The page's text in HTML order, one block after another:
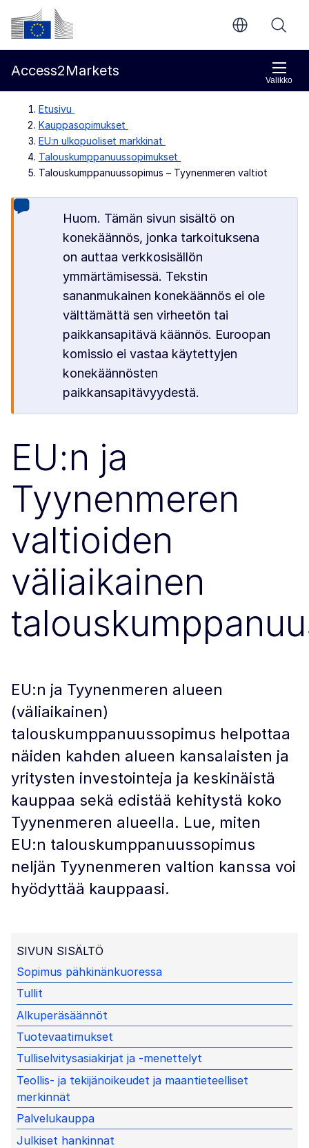
Siirry pääsisältöön
Euroopan komissio
Valikko
Access2Markets
Etusivu
Kauppasopimukset
EU:n ulkopuoliset markkinat
Talouskumppanuussopimukset
Talouskumppanuussopimus – Tyynenmeren valtiot
Huom. Tämän sivun sisältö on
konekäännös, jonka tarkoituksena
on auttaa verkkosisällön
ymmärtämisessä. Tekstin
sananmukainen konekäännös ei ole
välttämättä sen virheetön tai
paikkansapitävä käännös. Euroopan
komissio ei vastaa käytettyjen
konekäännösten
paikkansapitävyydestä.
EU:n ja
Tyynenmeren
valtioiden
väliaikainen
EU:n ja Tyynenmeren alueen
(väliaikainen)
talouskumppanuussopimus helpottaa
näiden kahden alueen kansalaisten ja
yritysten investointeja ja keskinäistä
kauppaa sekä edistää kehitystä koko
Tyynenmeren alueella. Lue, miten
EU:n talouskumppanuussopimus
neljän Tyynenmeren valtion kanssa voi
hyödyttää kauppaasi.
SIVUN SISÄLTÖ
Sopimus pähkinänkuoressa
Tullit
Alkuperäsäännöt
Tuotevaatimukset
Tulliselvitysasiakirjat ja -menettelyt
Teollis- ja tekijänoikeudet ja maantieteelliset
merkinnät
Palvelukauppa
Julkiset hankinnat